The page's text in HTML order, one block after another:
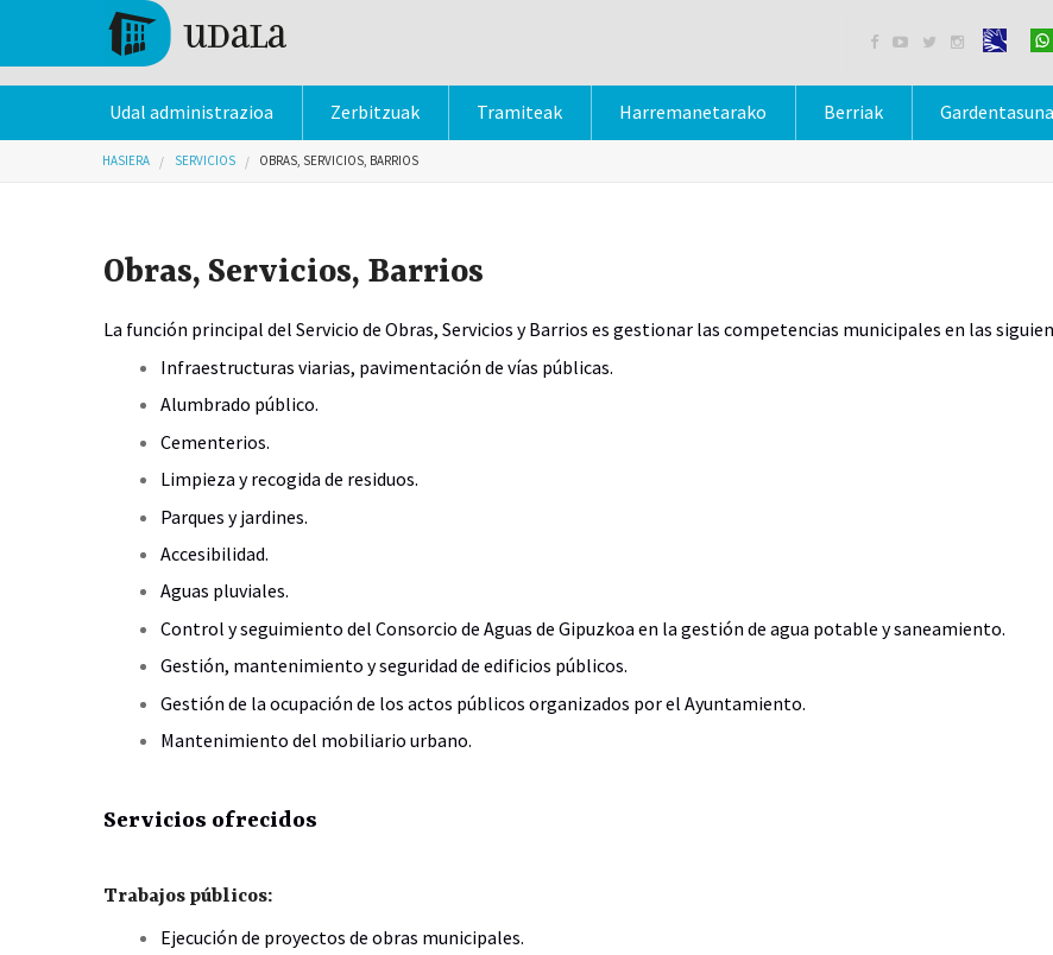
Skip to main content
   
Udal administrazioa Zerbitzuak Tramiteak Harremanetarako Berriak Gardentasuna
Hemen zaude
HASIERA SERVICIOS OBRAS, SERVICIOS, BARRIOS
Obras, Servicios, Barrios
La función principal del Servicio de Obras, Servicios y Barrios es gestionar las competencias municipales en las
Infraestructuras viarias, pavimentación de vías públicas.
Alumbrado público.
Cementerios.
Limpieza y recogida de residuos.
Parques y jardines.
Accesibilidad.
Aguas pluviales.
Control y seguimiento del Consorcio de Aguas de Gipuzkoa en la gestión de agua potable y saneamiento.
Gestión, mantenimiento y seguridad de edificios públicos.
Gestión de la ocupación de los actos públicos organizados por el Ayuntamiento.
Mantenimiento del mobiliario urbano.
Servicios ofrecidos
Trabajos públicos:
Ejecución de proyectos de obras municipales.